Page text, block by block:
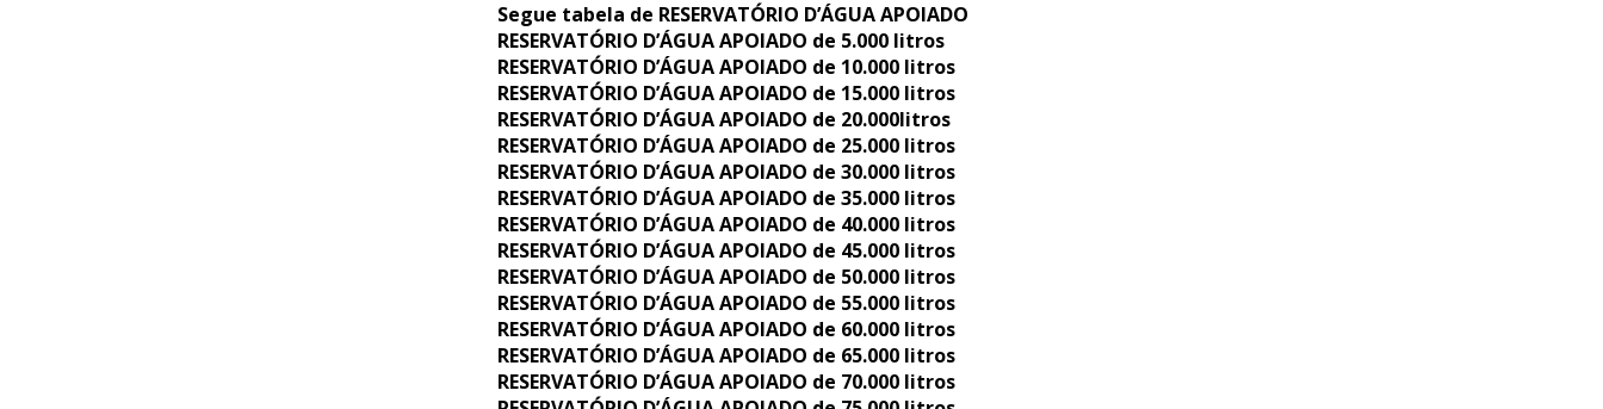
Segue tabela de RESERVATÓRIO D’ÁGUA APOIADO
RESERVATÓRIO D’ÁGUA APOIADO de 5.000 litros
RESERVATÓRIO D’ÁGUA APOIADO de 10.000 litros
RESERVATÓRIO D’ÁGUA APOIADO de 15.000 litros
RESERVATÓRIO D’ÁGUA APOIADO de 20.000litros
RESERVATÓRIO D’ÁGUA APOIADO de 25.000 litros
RESERVATÓRIO D’ÁGUA APOIADO de 30.000 litros
RESERVATÓRIO D’ÁGUA APOIADO de 35.000 litros
RESERVATÓRIO D’ÁGUA APOIADO de 40.000 litros
RESERVATÓRIO D’ÁGUA APOIADO de 45.000 litros
RESERVATÓRIO D’ÁGUA APOIADO de 50.000 litros
RESERVATÓRIO D’ÁGUA APOIADO de 55.000 litros
RESERVATÓRIO D’ÁGUA APOIADO de 60.000 litros
RESERVATÓRIO D’ÁGUA APOIADO de 65.000 litros
RESERVATÓRIO D’ÁGUA APOIADO de 70.000 litros